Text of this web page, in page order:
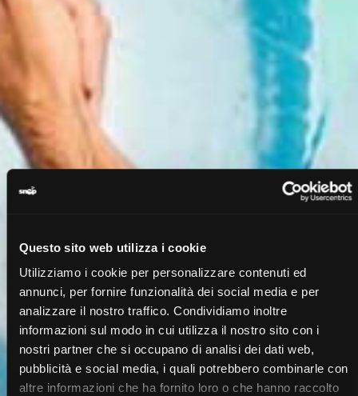
Questo sito web utilizza i cookie
Utilizziamo i cookie per personalizzare contenuti ed
annunci, per fornire funzionalità dei social media e per
analizzare il nostro traffico. Condividiamo inoltre
informazioni sul modo in cui utilizza il nostro sito con i
nostri partner che si occupano di analisi dei dati web,
pubblicità e social media, i quali potrebbero combinarle con
altre informazioni che ha fornito loro o che hanno raccolto